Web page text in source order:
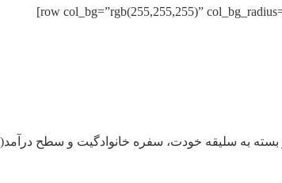
بسته به سلیقه خودت، سفره خانوادگیت و سطح